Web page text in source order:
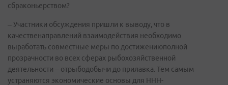
сбраконьерством?
– Участники обсуждения пришли к выводу, что в
качественаправлений взаимодействия необходимо
выработать совместные меры по достижениюполной
прозрачности во всех сферах рыбохозяйственной
деятельности – отрыбодобычи до прилавка. Тем самым
устраняются экономические основы для ННН-